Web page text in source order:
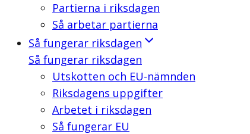
Partierna i riksdagen
Så arbetar partierna
Så fungerar riksdagen
Så fungerar riksdagen
Utskotten och EU-nämnden
Riksdagens uppgifter
Arbetet i riksdagen
Så fungerar EU